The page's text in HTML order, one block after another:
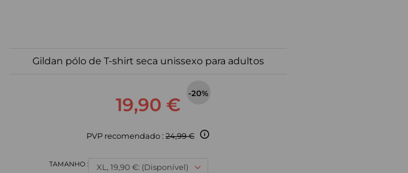
Gildan pólo de T-shirt seca unissexo para adultos
19,90 €
-20%
PVP recomendado : 24,99 €
XL, 19,90 €: (Disponível)